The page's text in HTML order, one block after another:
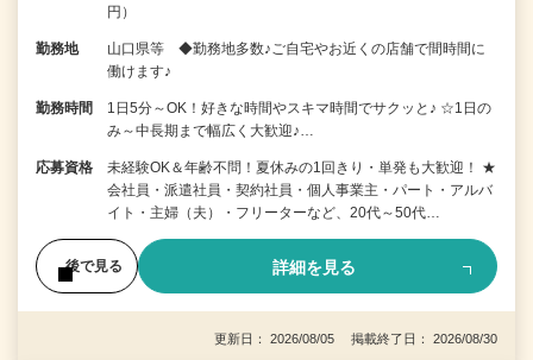
円）
勤務地
山口県等 ◆勤務地多数♪ご自宅やお近くの店舗で間時間に
働けます♪
勤務時間
1日5分～OK！好きな時間やスキマ時間でサクッと♪ ☆1日の
み～中長期まで幅広く大歓迎♪…
応募資格
未経験OK＆年齢不問！夏休みの1回きり・単発も大歓迎！ ★
会社員・派遣社員・契約社員・個人事業主・パート・アルバ
イト・主婦（夫）・フリーターなど、20代～50代…
後で見る 詳細を見る
更新日： 2026/08/05 掲載終了日： 2026/08/30